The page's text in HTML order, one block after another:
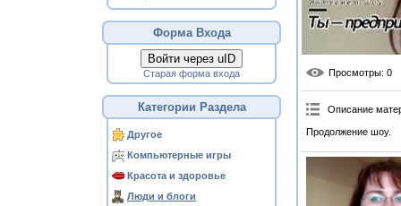
Форма Входа
Войти через uID
Старая форма входа
Категории Раздела
Другое
Компьютерные игры
Красота и здоровье
Люди и блоги
Просмотры: 0
Описание
Продолжение шоу.